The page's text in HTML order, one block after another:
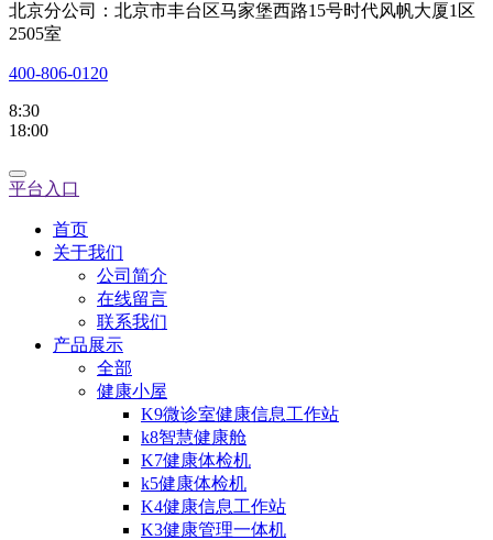
北京分公司：北京市丰台区马家堡西路15号时代风帆大厦1区
2505室
400-806-0120
8:30
18:00
平台入口
首页
关于我们
公司简介
在线留言
联系我们
产品展示
全部
健康小屋
K9微诊室健康信息工作站
k8智慧健康舱
K7健康体检机
k5健康体检机
K4健康信息工作站
K3健康管理一体机